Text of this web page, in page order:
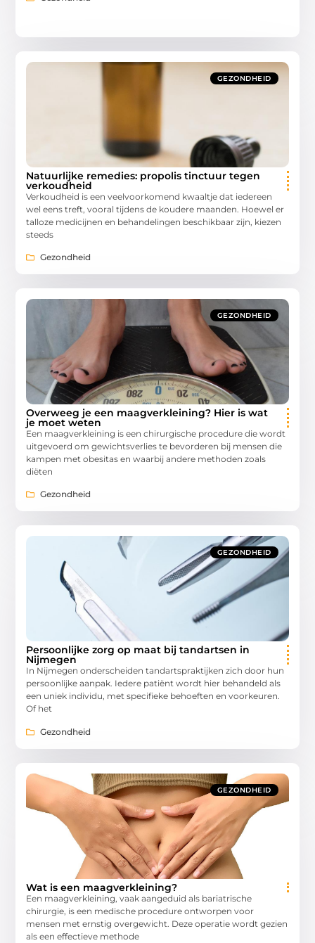
GEZONDHEID
Natuurlijke remedies: propolis tinctuur tegen
verkoudheid
Verkoudheid is een veelvoorkomend kwaaltje dat iedereen
wel eens treft, vooral tijdens de koudere maanden. Hoewel er
talloze medicijnen en behandelingen beschikbaar zijn, kiezen
steeds
Gezondheid
GEZONDHEID
Overweeg je een maagverkleining? Hier is wat
je moet weten
Een maagverkleining is een chirurgische procedure die wordt
uitgevoerd om gewichtsverlies te bevorderen bij mensen die
kampen met obesitas en waarbij andere methoden zoals
diëten
Gezondheid
GEZONDHEID
Persoonlijke zorg op maat bij tandartsen in
Nijmegen
In Nijmegen onderscheiden tandartspraktijken zich door hun
persoonlijke aanpak. Iedere patiënt wordt hier behandeld als
een uniek individu, met specifieke behoeften en voorkeuren.
Of het
Gezondheid
GEZONDHEID
Wat is een maagverkleining?
Een maagverkleining, vaak aangeduid als bariatrische
chirurgie, is een medische procedure ontworpen voor
mensen met ernstig overgewicht. Deze operatie wordt gezien
als een effectieve methode